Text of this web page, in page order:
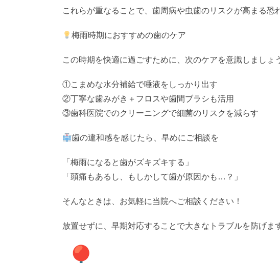
これらが重なることで、歯周病や虫歯のリスクが高まる恐
梅雨時期におすすめの歯のケア
この時期を快適に過ごすために、次のケアを意識しましょ
①こまめな水分補給で唾液をしっかり出す
②丁寧な歯みがき＋フロスや歯間ブラシも活用
③歯科医院でのクリーニングで細菌のリスクを減らす
歯の違和感を感じたら、早めにご相談を
「梅雨になると歯がズキズキする」
「頭痛もあるし、もしかして歯が原因かも…？」
そんなときは、お気軽に当院へご相談ください！
放置せずに、早期対応することで大きなトラブルを防げま